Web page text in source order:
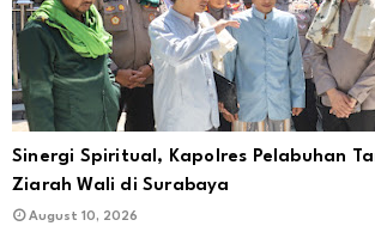
Sinergi Spiritual, Kapolres Pelabuhan
Ziarah Wali di Surabaya
August 10, 2026